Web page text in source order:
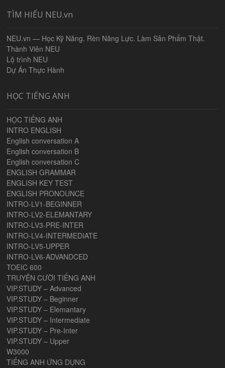
TÌM HIỂU NEU.vn
NEU.vn — Học Kỹ Năng. Rèn Năng Lực. Làm Sản Phẩm Thật.
Thành Viên NEU
Lộ trình NEU
Dự Án Thực Hành
HỌC TIẾNG ANH
HỌC TIẾNG ANH
INTRO ENGLISH
English conversation A
English conversation B
English conversation C
ENGLISH GRAMMAR
ENGLISH KEY TEST
ENGLISH PRONOUNCE
INTRO-LV1-BEGINNER
INTRO-LV2-ELEMANTARY
INTRO-LV3-PRE-INTER
INTRO-LV4-INTERMEDIATE
INTRO-LV5-UPPER
INTRO-LV6-ADVANDCED
TOEIC 600
TRUYỆN CƯỜI TIẾNG ANH
VIP.STUDY – Advanced
VIP.STUDY – Beginner
VIP.STUDY – Elemantary
VIP.STUDY – Intermediate
VIP.STUDY – Pre-Inter
VIP.STUDY – Upper
W3000
TIẾNG ANH ỨNG DỤNG